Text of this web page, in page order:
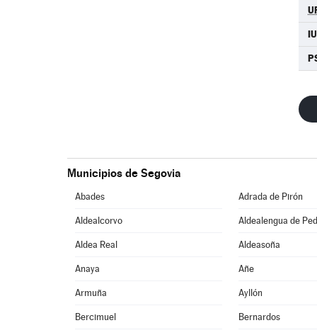
Municipios de Segovia
Abades Adrada de Pirón
Aldealcorvo Aldealengua de
Aldea Real Aldeasoña
Anaya Añe
Armuña Ayllón
Bercimuel Bernardos